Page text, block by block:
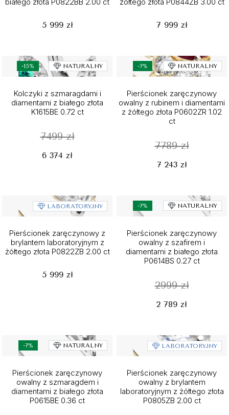
5 999 zł 7 999 zł
-15% NATURALNY
Kolczyki z szmaragdami i
diamentami z białego złota
K1615BE 0.72 ct
7499 zł
6 374 zł
-7% NATURALNY
Pierścionek zaręczynowy
owalny z rubinem i diamentami
z żółtego złota P0602ZR 1.02
ct
7789 zł
7 243 zł
LABORATORYJNY
Pierścionek zaręczynowy z
brylantem laboratoryjnym z
żółtego złota P0822ZB 2.00 ct
5 999 zł
-7% NATURALNY
Pierścionek zaręczynowy
owalny z szafirem i
diamentami z białego złota
P0614BS 0.27 ct
2999 zł
2 789 zł
-7% NATURALNY
Pierścionek zaręczynowy
owalny z szmaragdem i
diamentami z białego złota
P0615BE 0.36 ct
LABORATORYJNY
Pierścionek zaręczynowy
owalny z brylantem
laboratoryjnym z żółtego złota
P0805ZB 2.00 ct